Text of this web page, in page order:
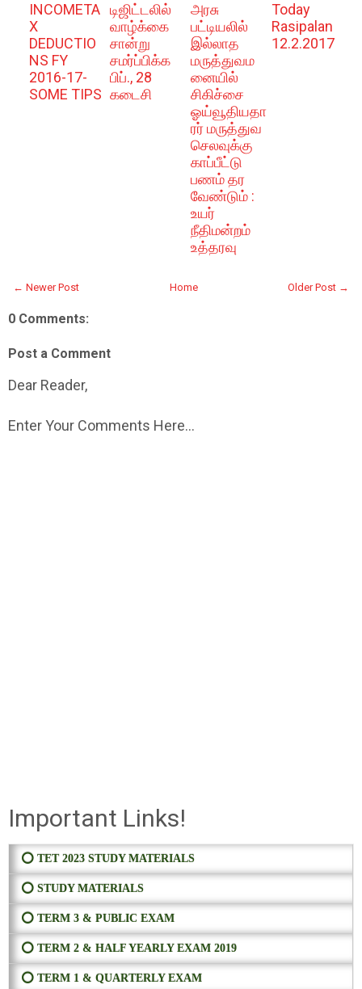
INCOMETA
X
DEDUCTIO
NS FY
2016-17-
SOME TIPS
டிஜிட்டலில்
வாழ்க்கை
சான்று
சமர்ப்பிக்க
பிப்., 28
கடைசி
அரசு
பட்டியலில்
இல்லாத
மருத்துவம
னையில்
சிகிச்சை
ஓய்வூதியதா
ரர் மருத்துவ
செலவுக்கு
காப்பீட்டு
பணம் தர
வேண்டும் :
உயர்
நீதிமன்றம்
உத்தரவு
Today
Rasipalan
12.2.2017
← Newer Post Older Post →
Home
0 Comments:
Post a Comment
Dear Reader,
Enter Your Comments Here...
Important Links!
⭕ TET 2023 STUDY MATERIALS
⭕ STUDY MATERIALS
⭕ TERM 3 & PUBLIC EXAM
⭕ TERM 2 & HALF YEARLY EXAM 2019
⭕ TERM 1 & QUARTERLY EXAM